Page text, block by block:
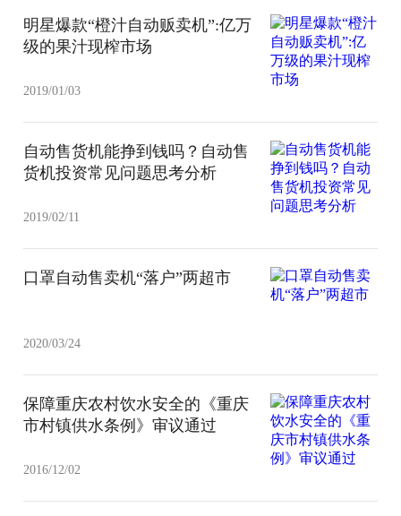
明星爆款“橙汁自动贩卖机”:亿万
级的果汁现榨市场
2019/01/03
自动售货机能挣到钱吗？自动售
货机投资常见问题思考分析
2019/02/11
口罩自动售卖机“落户”两超市
2020/03/24
保障重庆农村饮水安全的《重庆
市村镇供水条例》审议通过
2016/12/02